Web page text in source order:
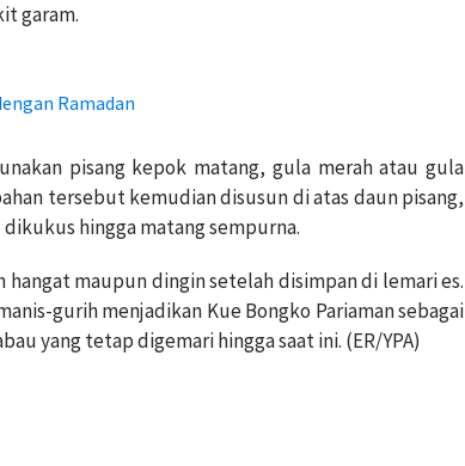
garam.
Ramadan
pisang kepok matang, gula merah atau gula
tersebut kemudian disusun di atas daun pisang,
hingga matang sempurna.
maupun dingin setelah disimpan di lemari es.
gurih menjadikan Kue Bongko Pariaman sebagai
yang tetap digemari hingga saat ini. (ER/YPA)